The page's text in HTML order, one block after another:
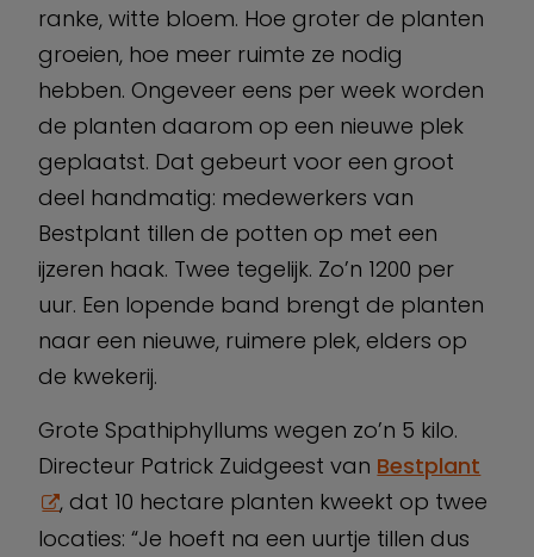
ranke, witte bloem. Hoe groter de planten
groeien, hoe meer ruimte ze nodig
hebben. Ongeveer eens per week worden
de planten daarom op een nieuwe plek
geplaatst. Dat gebeurt voor een groot
deel handmatig: medewerkers van
Bestplant tillen de potten op met een
ijzeren haak. Twee tegelijk. Zo’n 1200 per
uur. Een lopende band brengt de planten
naar een nieuwe, ruimere plek, elders op
de kwekerij.
Grote Spathiphyllums wegen zo’n 5 kilo.
Directeur Patrick Zuidgeest van Bestplant
, dat 10 hectare planten kweekt op twee
locaties: “Je hoeft na een uurtje tillen dus